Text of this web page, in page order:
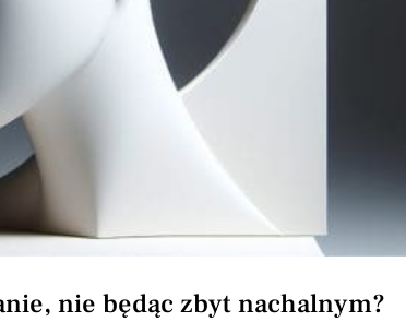
nie będąc zbyt nachalnym?